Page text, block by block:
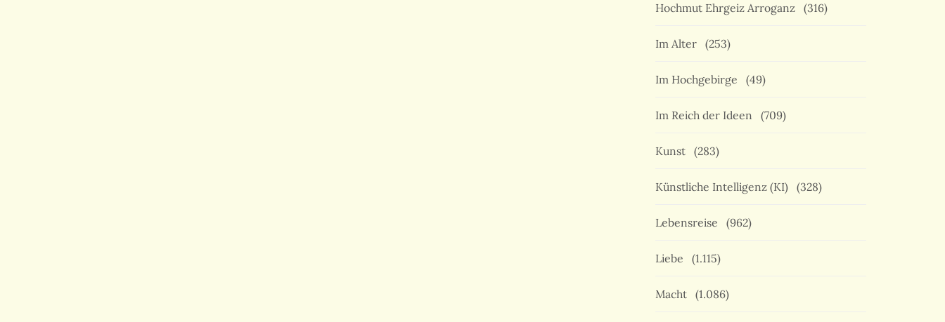
Hochmut Ehrgeiz Arroganz (316)
Im Alter (253)
Im Hochgebirge (49)
Im Reich der Ideen (709)
Kunst (283)
Künstliche Intelligenz (KI) (328)
Lebensreise (962)
Liebe (1.115)
Macht (1.086)